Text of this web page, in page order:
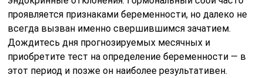
проявляется признаками беременности, но далеко не
всегда вызван именно свершившимся зачатием.
Дождитесь дня прогнозируемых месячных и
приобретите тест на определение беременности — в
этот период и позже он наиболее результативен.